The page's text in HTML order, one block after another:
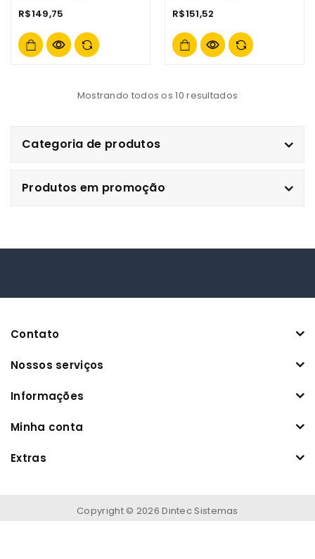
out
5
R$149,75
out
5
R$151,52
Mostrando todos os 10 resultados
Categoria de produtos
Produtos em promoção
Contato
Nossos serviços
Informações
Minha conta
Extras
Copyright © 2026 Dintec Sistemas